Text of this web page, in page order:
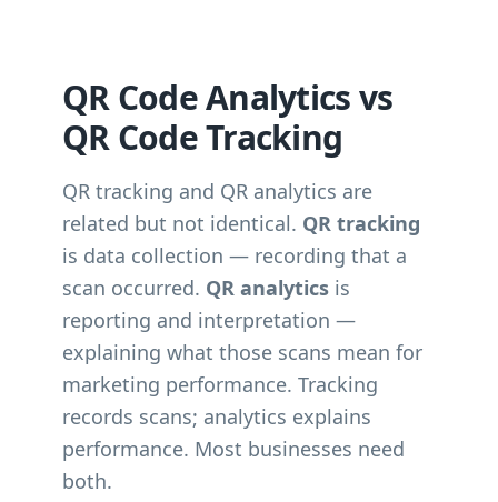
QR Code Analytics vs
QR Code Tracking
QR tracking and QR analytics are
related but not identical. QR tracking
is data collection — recording that a
scan occurred. QR analytics is
reporting and interpretation —
explaining what those scans mean for
marketing performance. Tracking
records scans; analytics explains
performance. Most businesses need
both.